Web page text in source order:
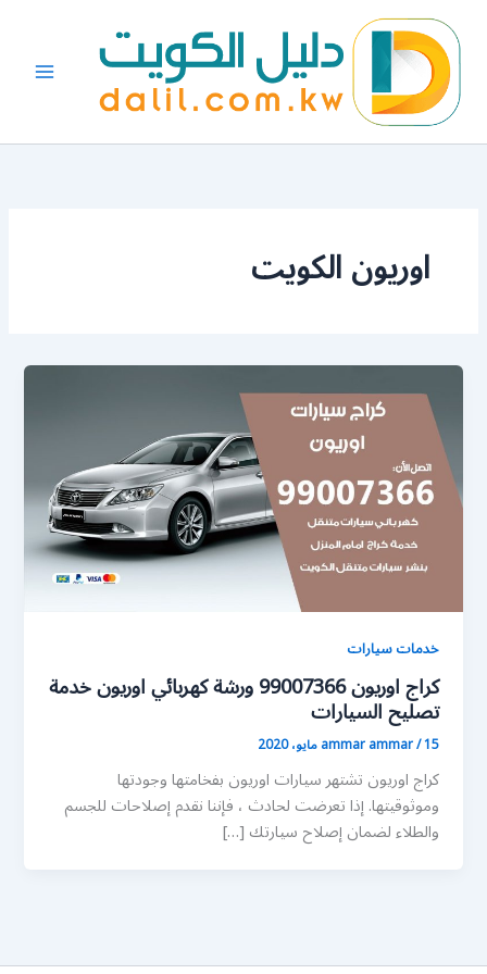
المحتوى
اوريون الكويت
خدمات سيارات
كراج اوريون 99007366 ورشة كهربائي اوريون خدمة
تصليح السيارات
ammar ammar/15 مايو، 2020
كراج اوريون تشتهر سيارات اوريون بفخامتها وجودتها
وموثوقيتها. إذا تعرضت لحادث ، فإننا نقدم إصلاحات للجسم
والطلاء لضمان إصلاح سيارتك […]